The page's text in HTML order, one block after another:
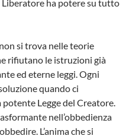
Liberatore ha potere su tutto
si trova nelle teorie
rifiutano le istruzioni già
ed eterne leggi. Ogni
quando ci
Legge del Creatore.
nell’obbedienza
L’anima che si